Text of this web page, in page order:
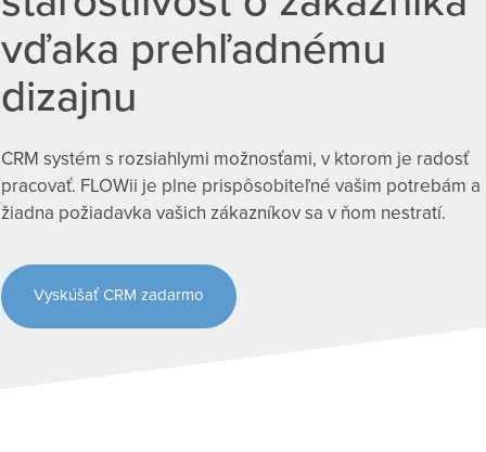
vďaka prehľadnému
dizajnu
CRM systém s rozsiahlymi možnosťami, v ktorom je radosť
pracovať. FLOWii je plne prispôsobiteľné vašim potrebám a
žiadna požiadavka vašich zákazníkov sa v ňom nestratí.
Vyskúšať CRM zadarmo